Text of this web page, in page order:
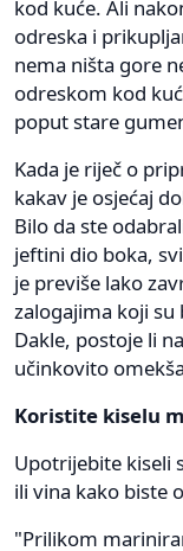
kod kuće. Ali
odreska i
nema ništa gore
odreskom kod
poput stare
Kada je riječ o
kakav je osjećaj
Bilo da ste
jeftini dio boka,
je previše lako
zalogajima koji su
Dakle, postoje li
učinkovito
Koristite kiselu
Upotrijebite kiseli
ili vina kako biste
"Prilikom